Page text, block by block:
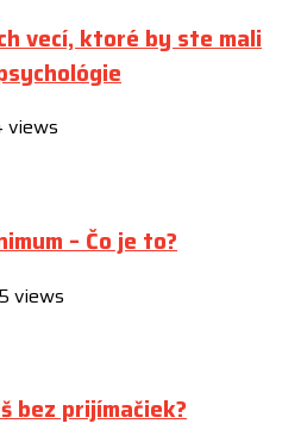
vecí, ktoré by ste mali
views
– Čo je to?
views
bez prijímačiek?